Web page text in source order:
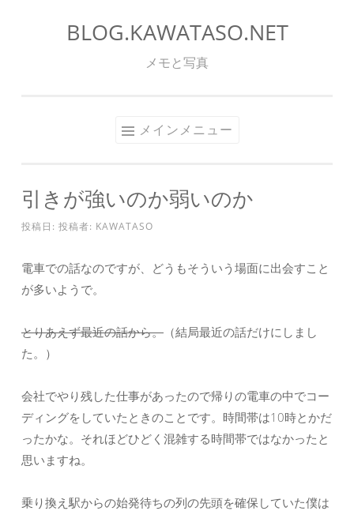
ッ
プ
BLOG.KAWATASO.NET
メモと写真
メインメニュー
引きが強いのか弱いのか
投稿日: 投稿者: KAWATASO
電車での話なのですが、どうもそういう場面に出会すこと
が多いようで。
とりあえず最近の話から。 （結局最近の話だけにしまし
た。）
会社でやり残した仕事があったので帰りの電車の中でコー
ディングをしていたときのことです。時間帯は10時とかだ
ったかな。それほどひどく混雑する時間帯ではなかったと
思いますね。
乗り換え駅からの始発待ちの列の先頭を確保していた僕は